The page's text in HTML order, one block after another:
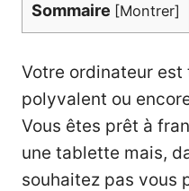
Sommaire [Montrer]
Votre ordinateur
polyvalent ou
Vous êtes prêt à
une tablette mais,
souhaitez pas vous